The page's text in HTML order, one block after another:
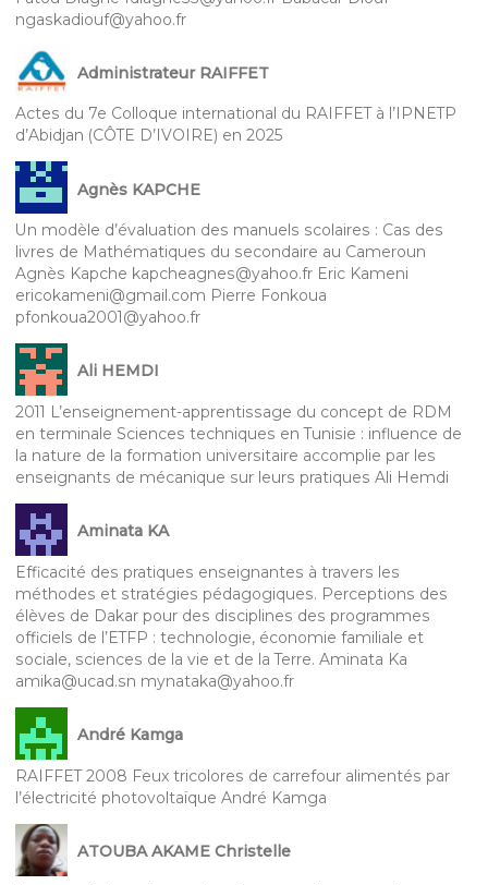
ngaskadiouf@yahoo.fr
Administrateur RAIFFET
Actes du 7e Colloque international du RAIFFET à l’IPNETP
d’Abidjan (CÔTE D’IVOIRE) en 2025
Agnès KAPCHE
Un modèle d’évaluation des manuels scolaires : Cas des
livres de Mathématiques du secondaire au Cameroun
Agnès Kapche kapcheagnes@yahoo.fr Eric Kameni
ericokameni@gmail.com Pierre Fonkoua
pfonkoua2001@yahoo.fr
Ali HEMDI
2011 L’enseignement-apprentissage du concept de RDM
en terminale Sciences techniques en Tunisie : influence de
la nature de la formation universitaire accomplie par les
enseignants de mécanique sur leurs pratiques Ali Hemdi
Aminata KA
Efficacité des pratiques enseignantes à travers les
méthodes et stratégies pédagogiques. Perceptions des
élèves de Dakar pour des disciplines des programmes
officiels de l’ETFP : technologie, économie familiale et
sociale, sciences de la vie et de la Terre. Aminata Ka
amika@ucad.sn mynataka@yahoo.fr
André Kamga
RAIFFET 2008 Feux tricolores de carrefour alimentés par
l’électricité photovoltaïque André Kamga
ATOUBA AKAME Christelle